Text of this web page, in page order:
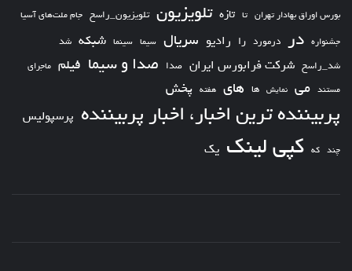
بورس اوراق بهادار تهران تا تازه تلویزیون تلویزیون_راسخ جام ملت‌های آسیا
جشنواره در درمورد را رادیو سریال سیما سینما شبکه شد
شد_راسخ شرکت فرابورس ایران صدا صدا و سیما فیلم ماجرای
مستند می نمایش ها های هفته پخش
پربیننده ترین اخبار، اخبار پربیننده پرسپولیس
چند که کپی لینک یک